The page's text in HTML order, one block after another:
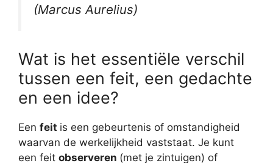
(Marcus Aurelius)
Wat is het essentiële verschil
tussen een feit, een gedachte
en een idee?
Een feit is een gebeurtenis of omstandigheid
waarvan de werkelijkheid vaststaat. Je kunt
een feit observeren (met je zintuigen) of